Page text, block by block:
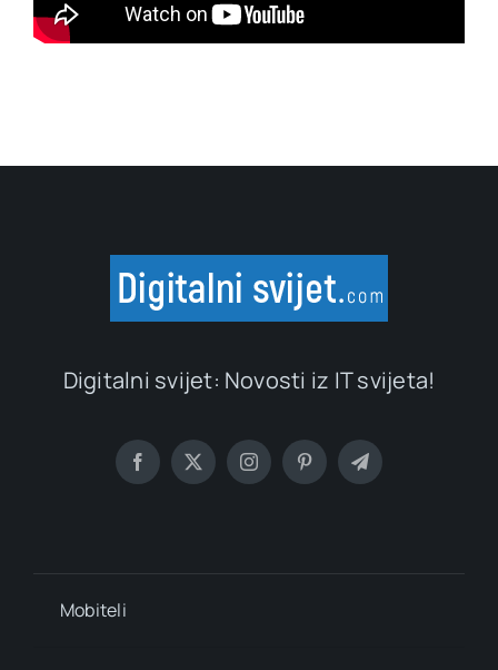
Digitalni svijet: Novosti iz IT svijeta!
Mobiteli